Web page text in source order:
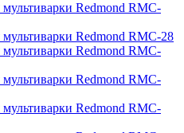
мультиварки Redmond RMC-
мультиварки Redmond RMC-28
мультиварки Redmond RMC-
мультиварки Redmond RMC-
мультиварки Redmond RMC-